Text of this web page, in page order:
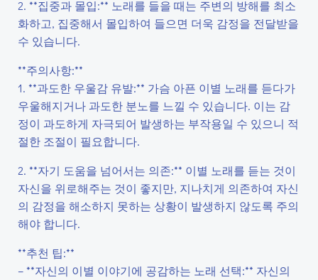
2. **집중과 몰입:** 노래를 들을 때는 주변의 방해를 최소
화하고, 집중해서 몰입하여 들으면 더욱 감정을 전달받을
수 있습니다.
**주의사항:**
1. **과도한 우울감 유발:** 가슴 아픈 이별 노래를 듣다가
우울해지거나 과도한 분노를 느낄 수 있습니다. 이는 감
정이 과도하게 자극되어 발생하는 부작용일 수 있으니 적
절한 조절이 필요합니다.
2. **자기 도움을 넘어서는 의존:** 이별 노래를 듣는 것이
자신을 위로해주는 것이 좋지만, 지나치게 의존하여 자신
의 감정을 해소하지 못하는 상황이 발생하지 않도록 주의
해야 합니다.
**추천 팁:**
– **자신의 이별 이야기에 공감하는 노래 선택:** 자신의